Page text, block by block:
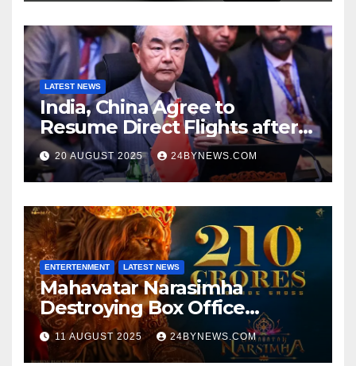
LATEST NEWS
India, China Agree to
Resume Direct Flights after
four years, Boost Business
Ties
20 AUGUST 2025 24BYNEWS.COM
ENTERTENMENT LATEST NEWS
Mahavatar Narasimha
Destroying Box Office
collections 300cr World wide
11 AUGUST 2025 24BYNEWS.COM